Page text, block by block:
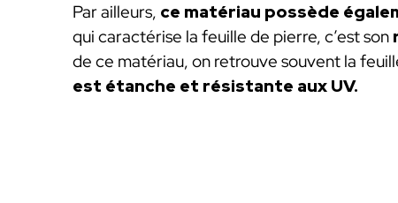
Par ailleurs, ce matériau possède
qui caractérise la feuille de pierre, c’est son
de ce matériau, on retrouve souvent la
est étanche et résistante aux UV.